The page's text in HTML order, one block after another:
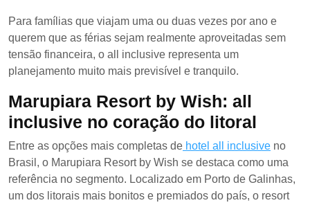
Para famílias que viajam uma ou duas vezes por ano e
querem que as férias sejam realmente aproveitadas sem
tensão financeira, o all inclusive representa um
planejamento muito mais previsível e tranquilo.
Marupiara Resort by Wish: all
inclusive no coração do litoral
Entre as opções mais completas de hotel all inclusive no
Brasil, o Marupiara Resort by Wish se destaca como uma
referência no segmento. Localizado em Porto de Galinhas,
um dos litorais mais bonitos e premiados do país, o resort